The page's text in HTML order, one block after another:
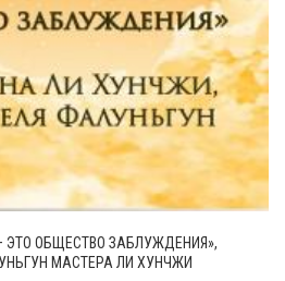
ЭТО ОБЩЕСТВО ЗАБЛУЖДЕНИЯ»,
МАСТЕРА ЛИ ХУНЧЖИ